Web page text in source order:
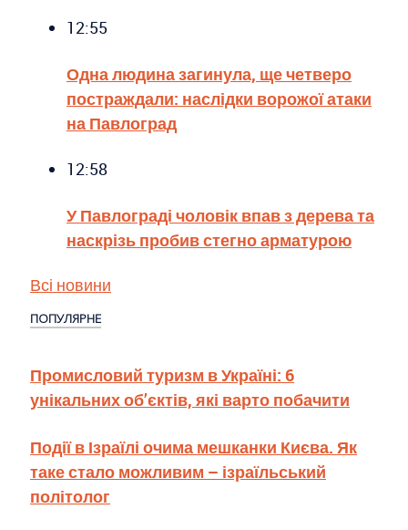
12:55
Одна людина загинула, ще четверо
постраждали: наслідки ворожої атаки
на Павлоград
12:58
У Павлограді чоловік впав з дерева та
наскрізь пробив стегно арматурою
Всі новини
ПОПУЛЯРНЕ
Промисловий туризм в Україні: 6
унікальних об’єктів, які варто побачити
Події в Ізраїлі очима мешканки Києва. Як
таке стало можливим – ізраїльський
політолог